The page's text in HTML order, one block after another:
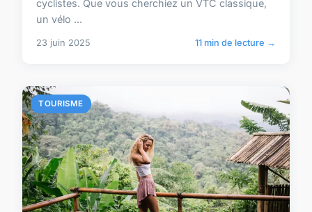
cyclistes. Que vous cherchiez un VTC classique,
un vélo ...
23 juin 2025 11 min de lecture →
TOURISME